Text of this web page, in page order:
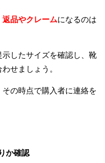
品やクレームになるのは
したサイズを確認し、靴
せましょう。
の時点で購入者に連絡を
か確認